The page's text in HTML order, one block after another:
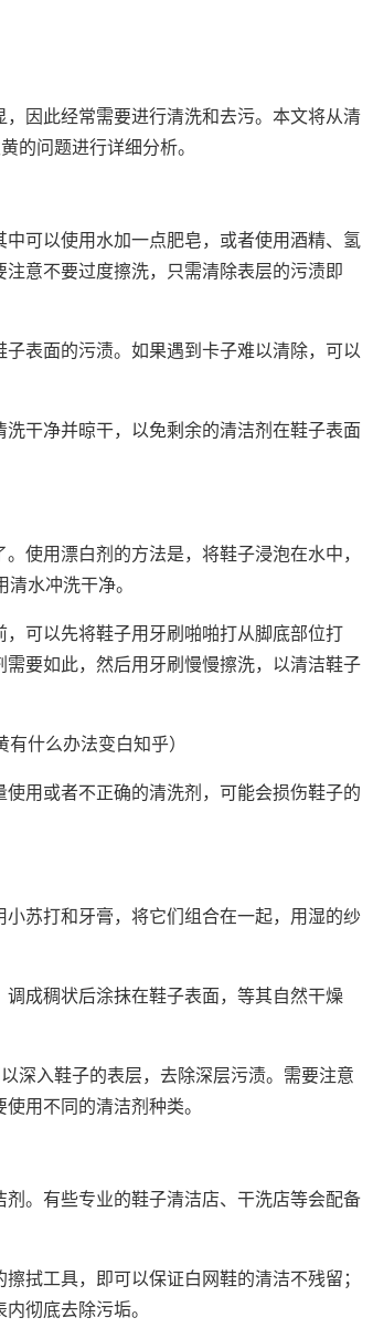
因此经常需要进行清洗和去污。本文将从清
的问题进行详细分析。
可以使用水加一点肥皂，或者使用酒精、氢
意不要过度擦洗，只需清除表层的污渍即
表面的污渍。如果遇到卡子难以清除，可以
干净并晾干，以免剩余的清洁剂在鞋子表面
使用漂白剂的方法是，将鞋子浸泡在水中，
水冲洗干净。
可以先将鞋子用牙刷啪啪打从脚底部位打
要如此，然后用牙刷慢慢擦洗，以清洁鞋子
用或者不正确的清洗剂，可能会损伤鞋子的
苏打和牙膏，将它们组合在一起，用湿的纱
成稠状后涂抹在鞋子表面，等其自然干燥
深入鞋子的表层，去除深层污渍。需要注意
用不同的清洁剂种类。
。有些专业的鞋子清洁店、干洗店等会配备
拭工具，即可以保证白网鞋的清洁不残留；
彻底去除污垢。